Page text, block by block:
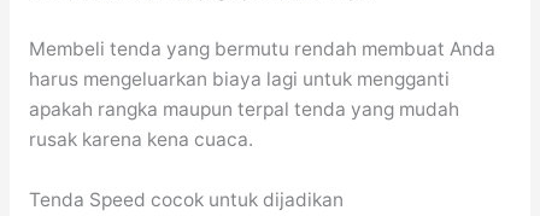
Membeli tenda yang bermutu rendah membuat Anda
harus mengeluarkan biaya lagi untuk mengganti
apakah rangka maupun terpal tenda yang mudah
rusak karena kena cuaca.
Tenda Speed cocok untuk dijadikan